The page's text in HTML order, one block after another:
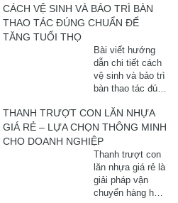
hợp lý, thiết kế
chuẩn công thái
cho các ...
CÁCH VỆ SINH VÀ BẢO TRÌ BÀN
THAO TÁC ĐÚNG CHUẨN ĐỂ
TĂNG TUỔI THỌ
Bài viết hướng
dẫn chi tiết cách
vệ sinh và bảo trì
bàn thao tác đúng
trì hiệu suất, kéo
dài tuổi thọ và ...
THANH TRƯỢT CON LĂN NHỰA
GIÁ RẺ – LỰA CHỌN THÔNG MINH
CHO DOANH NGHIỆP
Thanh trượt con
lăn nhựa giá rẻ là
giải pháp vận
chuyển hàng hóa